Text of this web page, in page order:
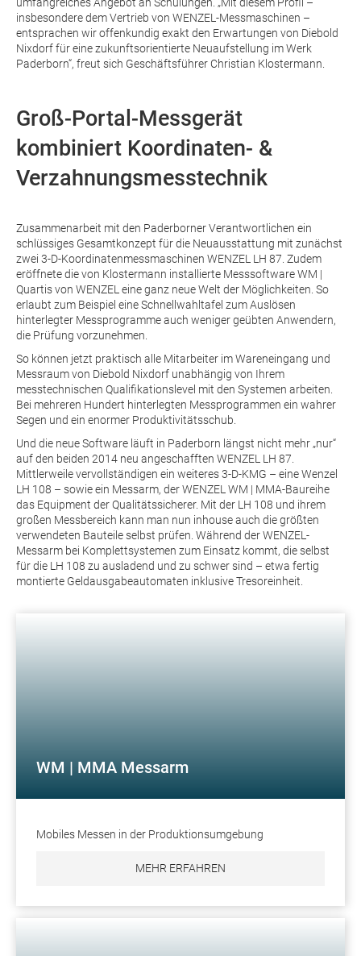
insbesondere dem Vertrieb von WENZEL-Messmaschinen –
entsprachen wir offenkundig exakt den Erwartungen von Diebold
Nixdorf für eine zukunftsorientierte Neuaufstellung im Werk
Paderborn“, freut sich Geschäftsführer Christian Klostermann.
Groß-Portal-Messgerät
kombiniert Koordinaten- &
Verzahnungsmesstechnik
Zusammenarbeit mit den Paderborner Verantwortlichen ein
schlüssiges Gesamtkonzept für die Neuausstattung mit zunächst
zwei 3-D-Koordinatenmessmaschinen WENZEL LH 87. Zudem
eröffnete die von Klostermann installierte Messsoftware WM |
Quartis von WENZEL eine ganz neue Welt der Möglichkeiten. So
erlaubt zum Beispiel eine Schnellwahltafel zum Auslösen
hinterlegter Messprogramme auch weniger geübten Anwendern,
die Prüfung vorzunehmen.
So können jetzt praktisch alle Mitarbeiter im Wareneingang und
Messraum von Diebold Nixdorf unabhängig von Ihrem
messtechnischen Qualifikationslevel mit den Systemen arbeiten.
Bei mehreren Hundert hinterlegten Messprogrammen ein wahrer
Segen und ein enormer Produktivitätsschub.
Und die neue Software läuft in Paderborn längst nicht mehr „nur“
auf den beiden 2014 neu angeschafften WENZEL LH 87.
Mittlerweile vervollständigen ein weiteres 3-D-KMG – eine Wenzel
LH 108 – sowie ein Messarm, der WENZEL WM | MMA-Baureihe
das Equipment der Qualitätssicherer. Mit der LH 108 und ihrem
großen Messbereich kann man nun inhouse auch die größten
verwendeten Bauteile selbst prüfen. Während der WENZEL-
Messarm bei Komplettsystemen zum Einsatz kommt, die selbst
für die LH 108 zu ausladend und zu schwer sind – etwa fertig
montierte Geldausgabeautomaten inklusive Tresoreinheit.
WM | MMA Messarm
Mobiles Messen in der Produktionsumgebung
MEHR ERFAHREN